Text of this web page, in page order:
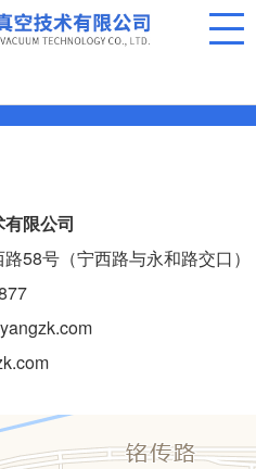
限公司
58号（宁西路与永和路交口）